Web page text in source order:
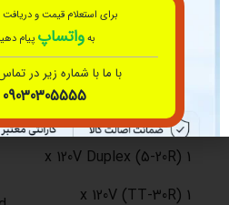
3000
64 dba @7m
1 x 120V Duplex (5-20R)
1 x 120V (TT-30R)
برای استعلام قیمت و
بهواتساپ پیام
با ما با شماره زیر در
09030305555